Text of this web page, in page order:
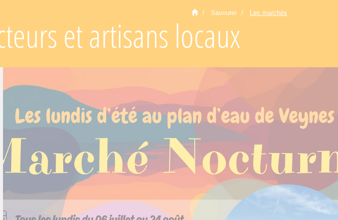
Savourer Les marchés
et artisans locaux